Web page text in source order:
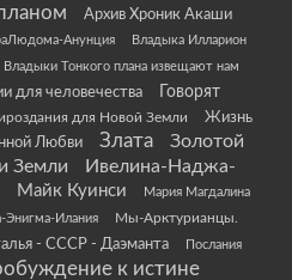
Архив Хроник Акаши
Анунция Владыка Илларион
Владыки Тонкого плана извещают нам
для человечества
Говорят
для Новой Земли
Жизнь
Любви
Злата
Золотой
Земли
Ивелина-Наджа-
Майк Куинси Мария Магдалина
Энигма-Илания
Мы-Арктурианцы.
- СССР - Даэманта
Послания
к истине